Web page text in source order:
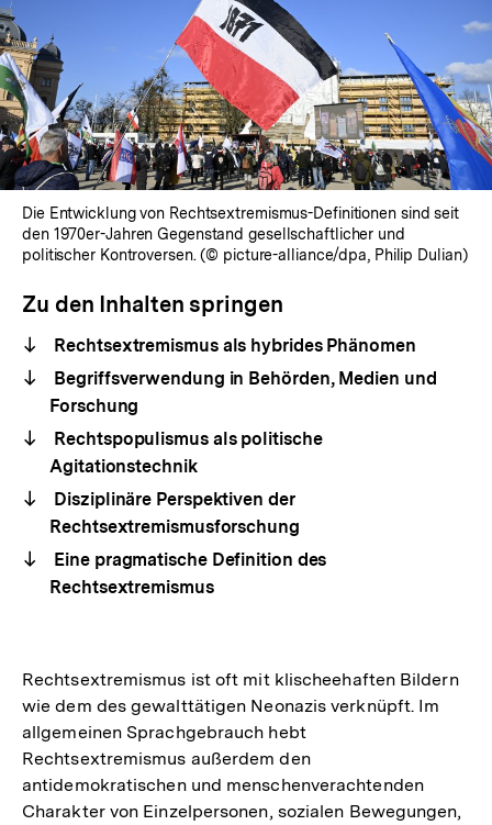
Die Entwicklung von Rechtsextremismus-Definitionen sind seit
den 1970er-Jahren Gegenstand gesellschaftlicher und
politischer Kontroversen. (© picture-alliance/dpa, Philip Dulian)
Zu den Inhalten springen
Rechtsextremismus als hybrides Phänomen
Begriffsverwendung in Behörden, Medien und
Forschung
Rechtspopulismus als politische
Agitationstechnik
Disziplinäre Perspektiven der
Rechtsextremismusforschung
Eine pragmatische Definition des
Rechtsextremismus
Rechtsextremismus ist oft mit klischeehaften Bildern
wie dem des gewalttätigen Neonazis verknüpft. Im
allgemeinen Sprachgebrauch hebt
Rechtsextremismus außerdem den
antidemokratischen und menschenverachtenden
Charakter von Einzelpersonen, sozialen Bewegungen,